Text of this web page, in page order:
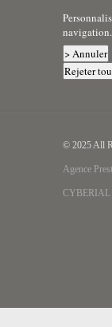
navigation.
> Annuler
Rejeter
© 2025 All
Agence
CYBERIAL